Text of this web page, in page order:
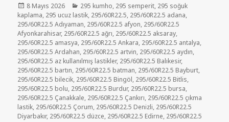
Yayın
tarihi
8 Mayıs 2026 Kategoriler
295 kumho, 295 semperit, 295 soğuk
kaplama, 295 ucuz lastik, 295/60R22.5, 295/60R22.5 adana,
295/60R22.5 Adıyaman, 295/60R22.5 afyon, 295/60R22.5
Afyonkarahisar, 295/60R22.5 ağrı, 295/60R22.5 aksaray,
295/60R22.5 amasya, 295/60R22.5 Ankara, 295/60R22.5 antalya,
295/60R22.5 Ardahan, 295/60R22.5 artvin, 295/60R22.5 aydın,
295/60R22.5 az kullanılmış lastikler, 295/60R22.5 Balıkesir,
295/60R22.5 bartın, 295/60R22.5 batman, 295/60R22.5 Bayburt,
295/60R22.5 bilecik, 295/60R22.5 Bingöl, 295/60R22.5 Bitlis,
295/60R22.5 bolu, 295/60R22.5 Burdur, 295/60R22.5 bursa,
295/60R22.5 Çanakkale, 295/60R22.5 Çankırı, 295/60R22.5 çıkma
lastik, 295/60R22.5 Çorum, 295/60R22.5 Denizli, 295/60R22.5
Diyarbakır, 295/60R22.5 düzce, 295/60R22.5 Edirne, 295/60R22.5